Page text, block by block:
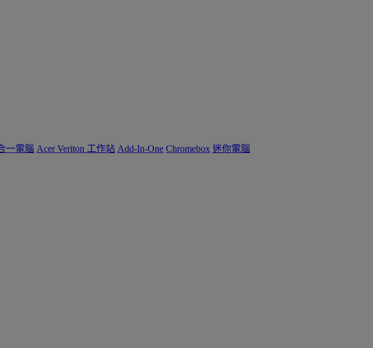
一電腦 Acer Veriton 工作站 Add-In-One Chromebox 迷你電腦